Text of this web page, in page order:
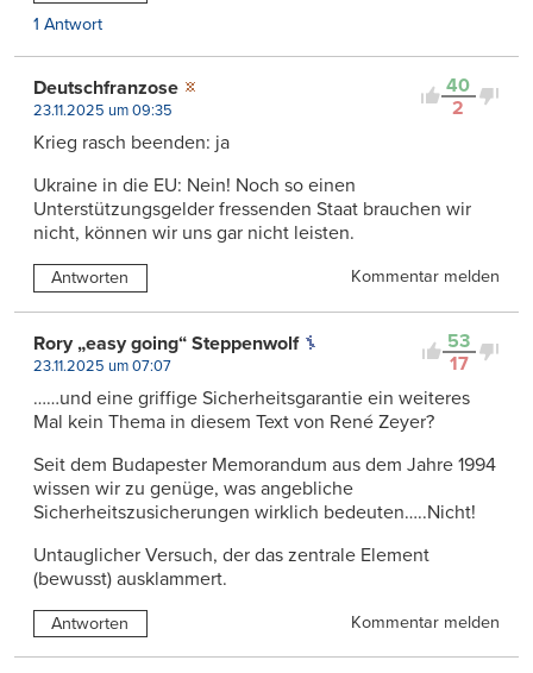
1 Antwort
40
2
Deutschfranzose
23.11.2025 um 09:35
Krieg rasch beenden: ja
Ukraine in die EU: Nein! Noch so einen
Unterstützungsgelder fressenden Staat brauchen wir
nicht, können wir uns gar nicht leisten.
Antworten Kommentar melden
53
17
Rory „easy going“ Steppenwolf
23.11.2025 um 07:07
……und eine griffige Sicherheitsgarantie ein weiteres
Mal kein Thema in diesem Text von René Zeyer?
Seit dem Budapester Memorandum aus dem Jahre 1994
wissen wir zu genüge, was angebliche
Sicherheitszusicherungen wirklich bedeuten…..Nicht!
Untauglicher Versuch, der das zentrale Element
(bewusst) ausklammert.
Antworten Kommentar melden